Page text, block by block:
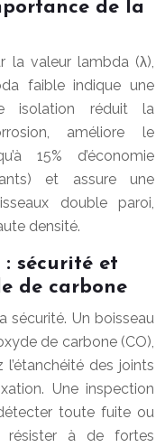
de la
la valeur lambda (λ),
faible indique une
isolation réduit la
améliore le
15% d’économie
et assure une
double paroi,
densité.
sécurité et
de carbone
sécurité. Un boisseau
de carbone (CO),
des joints
Une inspection
toute fuite ou
résister à de fortes